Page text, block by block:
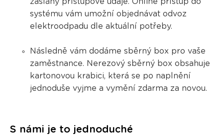
zaslány přístupové údaje. Online přístup do
systému vám umožní objednávat odvoz
elektroodpadu dle aktuální potřeby.
Následně vám dodáme sběrný box pro vaše
zaměstnance. Nerezový sběrný box obsahuje
kartonovou krabici, která se po naplnění
jednoduše vyjme a vymění zdarma za novou.
S námi je to jednoduché